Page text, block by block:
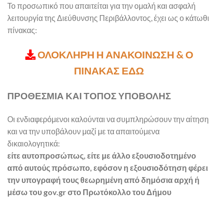
Το προσωπικό που απαιτείται για την ομαλή και ασφαλή
λειτουργία της Διεύθυνσης Περιβάλλοντος, έχει ως ο κάτωθι
πίνακας:
ΟΛΟΚΛΗΡΗ Η ΑΝΑΚΟΙΝΩΣΗ & Ο
ΠΙΝΑΚΑΣ ΕΔΩ
ΠΡΟΘΕΣΜΙΑ ΚΑΙ ΤΟΠΟΣ ΥΠΟΒΟΛΗΣ
Οι ενδιαφερόμενοι καλούνται να συμπληρώσουν την αίτηση
και να την υποβάλουν μαζί με τα απαιτούμενα
δικαιολογητικά:
είτε αυτοπροσώπως, είτε με άλλο εξουσιοδοτημένο
από αυτούς πρόσωπο, εφόσον η εξουσιοδότηση φέρει
την υπογραφή τους θεωρημένη από δημόσια αρχή ή
μέσω του gov.gr στο Πρωτόκολλο του Δήμου